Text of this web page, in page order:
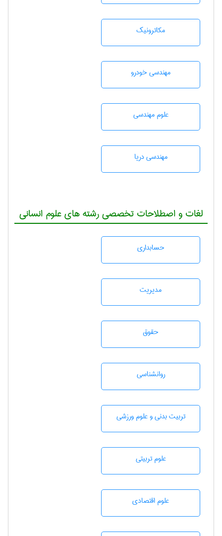
مکاترونیک
مهندسی خودرو
علوم مهندسی
مهندسی دریا
لغات و اصطلاحات تخصصی رشته های علوم انسانی
حسابداری
مديريت
حقوق
روانشناسی
تربيت بدنی و علوم ورزشی
علوم تربيتی
علوم اقتصادی